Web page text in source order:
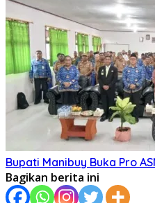
Bupati Manibuy Buka Pro
Bagikan berita ini